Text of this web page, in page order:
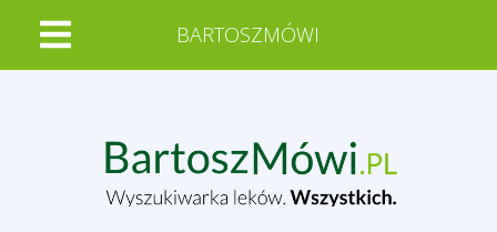
BARTOSZMÓWI